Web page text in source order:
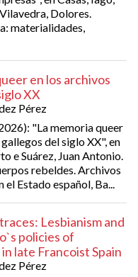
Dolores.
materialidades,
en los archivos
XX
Pérez
"La memoria queer
del siglo XX", en
e Suárez, Juan Antonio.
rebeldes. Archivos
el Estado español, Ba...
Lesbianism and
policies of
late Francoist Spain
Pérez